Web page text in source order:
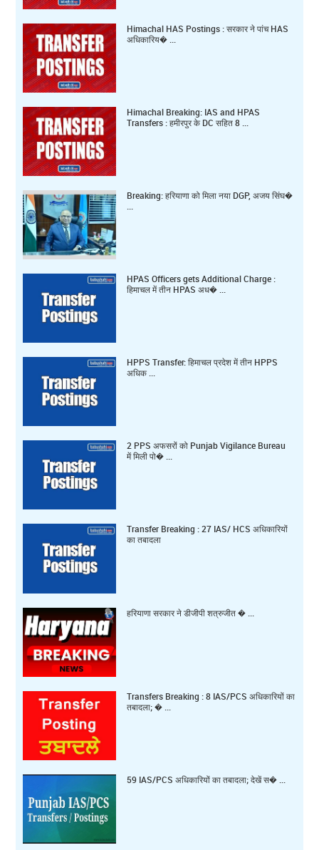
Himachal HAS Postings : सरकार ने पांच HAS
अधिकारिय� ...
Himachal Breaking: IAS and HPAS
Transfers : हमीरपुर के DC सहित 8 ...
Breaking: हरियाणा को मिला नया DGP, अजय सिंघ�
HPAS Officers gets Additional Charge :
हिमाचल में तीन HPAS अध� ...
HPPS Transfer: हिमाचल प्रदेश में तीन HPPS
अधिक ...
2 PPS अफसरों को Punjab Vigilance Bureau
में मिली पो� ...
Transfer Breaking : 27 IAS/ HCS अधिकारियों
का तबादला
हरियाणा सरकार ने डीजीपी शत्रुजीत � ...
Transfers Breaking : 8 IAS/PCS अधिकारियों का
तबादला; � ...
59 IAS/PCS अधिकारियों का तबादला; देखें स� ...